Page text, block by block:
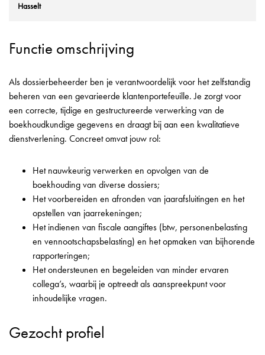
Hasselt
Functie omschrijving
Als dossierbeheerder ben je verantwoordelijk voor het zelfstandig
beheren van een gevarieerde klantenportefeuille. Je zorgt voor
een correcte, tijdige en gestructureerde verwerking van de
boekhoudkundige gegevens en draagt bij aan een kwalitatieve
dienstverlening. Concreet omvat jouw rol:
Het nauwkeurig verwerken en opvolgen van de
boekhouding van diverse dossiers;
Het voorbereiden en afronden van jaarafsluitingen en het
opstellen van jaarrekeningen;
Het indienen van fiscale aangiftes (btw, personenbelasting
en vennootschapsbelasting) en het opmaken van bijhorende
rapporteringen;
Het ondersteunen en begeleiden van minder ervaren
collega’s, waarbij je optreedt als aanspreekpunt voor
inhoudelijke vragen.
Gezocht profiel